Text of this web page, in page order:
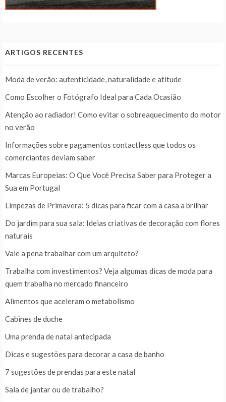
ARTIGOS RECENTES
Moda de verão: autenticidade, naturalidade e atitude
Como Escolher o Fotógrafo Ideal para Cada Ocasião
Atenção ao radiador! Como evitar o sobreaquecimento do motor
no verão
Informações sobre pagamentos contactless que todos os
comerciantes deviam saber
Marcas Europeias: O Que Você Precisa Saber para Proteger a
Sua em Portugal
Limpezas de Primavera: 5 dicas para ficar com a casa a brilhar
Do jardim para sua sala: Ideias criativas de decoração com flores
naturais
Vale a pena trabalhar com um arquiteto?
Trabalha com investimentos? Veja algumas dicas de moda para
quem trabalha no mercado financeiro
Alimentos que aceleram o metabolismo
Cabines de duche
Uma prenda de natal antecipada
Dicas e sugestões para decorar a casa de banho
7 sugestões de prendas para este natal
Sala de jantar ou de trabalho?